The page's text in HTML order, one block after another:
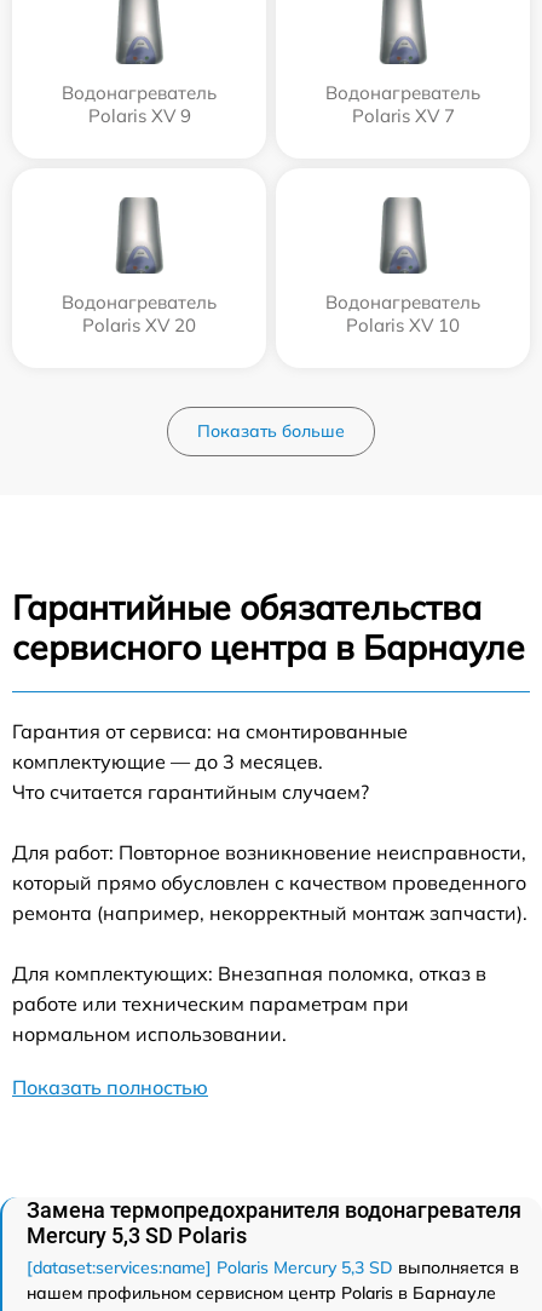
Водонагреватель
Polaris XV 9
Водонагреватель
Polaris XV 7
Водонагреватель
Polaris XV 20
Водонагреватель
Polaris XV 10
Показать больше
Гарантийные обязательства
сервисного центра в Барнауле
Гарантия от сервиса: на смонтированные
комплектующие — до 3 месяцев.
Что считается гарантийным случаем?
Для работ: Повторное возникновение неисправности,
который прямо обусловлен с качеством проведенного
ремонта (например, некорректный монтаж запчасти).
Для комплектующих: Внезапная поломка, отказ в
работе или техническим параметрам при
нормальном использовании.
Показать полностью
Замена термопредохранителя водонагревателя
Mercury 5,3 SD Polaris
[dataset:services:name] Polaris Mercury 5,3 SD выполняется в
нашем профильном сервисном центр Polaris в Барнауле